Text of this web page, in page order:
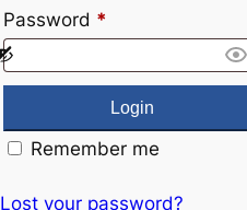
Password *
Remember me
Lost your password?